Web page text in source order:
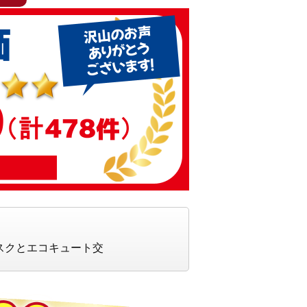
クとエコキュート交